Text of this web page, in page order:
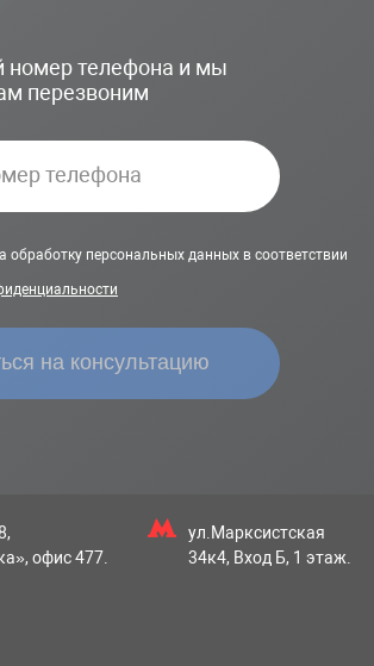
номер телефона и мы
перезвоним
обработку персональных данных в соответствии
офис 477.
ул.Марксистская
34к4, Вход Б, 1 этаж.